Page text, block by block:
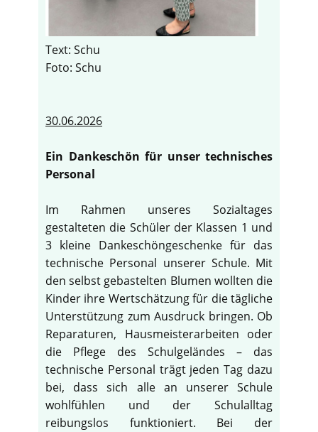
Text: Schu
Foto: Schu
30.06.2026
Ein Dankeschön für unser technisches
Personal
Im Rahmen unseres Sozialtages
gestalteten die Schüler der Klassen 1 und
3 kleine Dankeschöngeschenke für das
technische Personal unserer Schule. Mit
den selbst gebastelten Blumen wollten die
Kinder ihre Wertschätzung für die tägliche
Unterstützung zum Ausdruck bringen. Ob
Reparaturen, Hausmeisterarbeiten oder
die Pflege des Schulgeländes – das
technische Personal trägt jeden Tag dazu
bei, dass sich alle an unserer Schule
wohlfühlen und der Schulalltag
reibungslos funktioniert. Bei der